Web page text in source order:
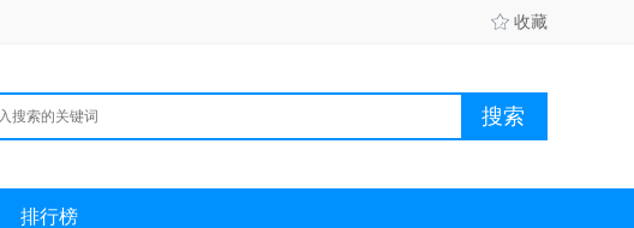
收藏
排行榜